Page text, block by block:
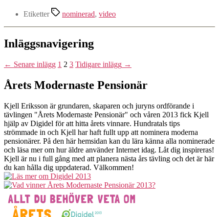
Etiketter nominerad, video
Inläggsnavigering
← Senare inlägg 1 2 3 Tidigare inlägg →
Årets Modernaste Pensionär
Kjell Eriksson är grundaren, skaparen och juryns ordförande i
tävlingen "Årets Modernaste Pensionär" och våren 2013 fick Kjell
hjälp av Digidel för att hitta årets vinnare. Hundratals tips
strömmade in och Kjell har haft fullt upp att nominera moderna
pensionärer. På den här hemsidan kan du lära känna alla nominerade
och läsa mer om hur äldre använder Internet idag. Låt dig inspireras!
Kjell är nu i full gång med att planera nästa års tävling och det är här
du kan hålla dig uppdaterad. Välkommen!